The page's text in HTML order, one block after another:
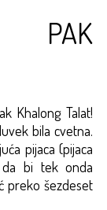
PAK
Khalong Talat!
bila cvetna.
pijaca (pijaca
da bi tek onda
preko šezdeset